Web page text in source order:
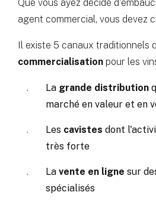
Que vous ayez décidé
agent commercial, vous devez
Il existe 5 canaux traditionnels
commercialisation pour les
La grande distribution
marché en valeur et en
Les cavistes dont
très forte
La vente en ligne sur
spécialisés